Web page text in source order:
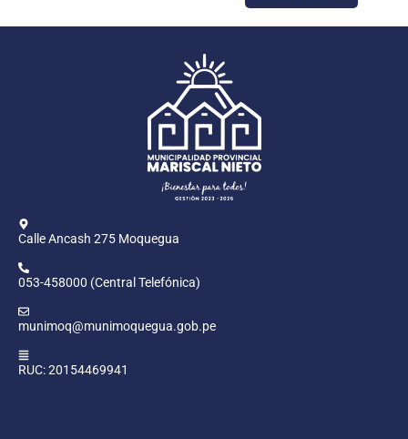
Calle Ancash 275 Moquegua
053-458000 (Central Telefónica)
munimoq@munimoquegua.gob.pe
RUC: 20154469941